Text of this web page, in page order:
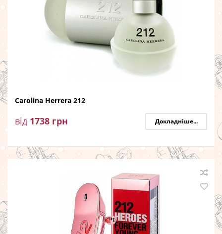
Carolina Herrera 212
від 1738 грн Докладніше...